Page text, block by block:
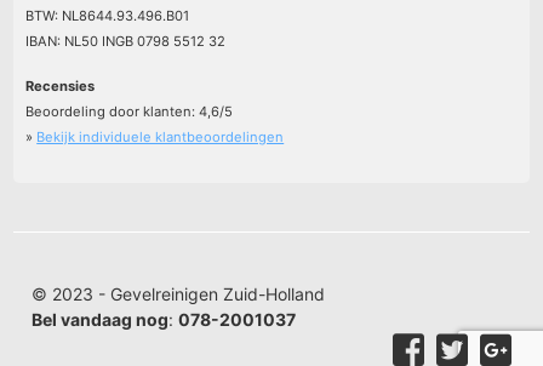
BTW: NL8644.93.496.B01
IBAN: NL50 INGB 0798 5512 32
Recensies
Beoordeling door klanten:4,6/5
» Bekijk individuele klantbeoordelingen
© 2023 - Gevelreinigen Zuid-Holland
Bel vandaag nog:078-2001037